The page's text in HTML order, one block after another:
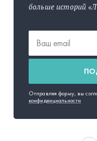
больше историй
Отправляя форму, вы
конфиденциальности